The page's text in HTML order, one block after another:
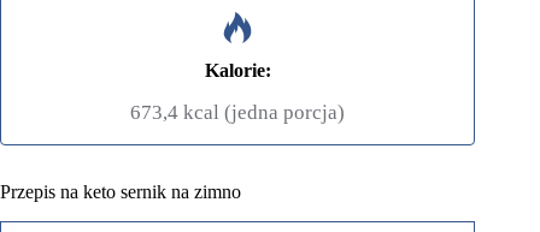
Kalorie:
673,4 kcal (jedna porcja)
Przepis na keto sernik na zimno